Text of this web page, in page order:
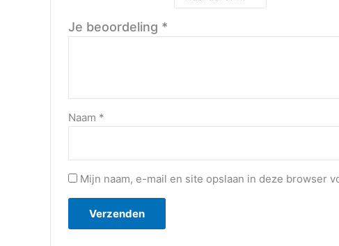
Je beoordeling *
Naam *
Mijn naam, e-mail en site opslaan in deze browser